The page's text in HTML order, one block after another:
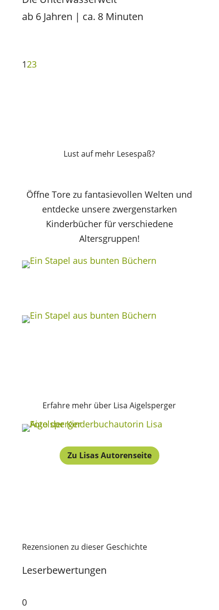
ab 6 Jahren | ca. 8 Minuten
123
Lust auf mehr Lesespaß?
Öffne Tore zu fantasievollen Welten und
entdecke unsere zwergenstarken
Kinderbücher für verschiedene
Altersgruppen!
Erfahre mehr über Lisa Aigelsperger
Zu Lisas Autorenseite
Rezensionen zu dieser Geschichte
Leserbewertungen
0